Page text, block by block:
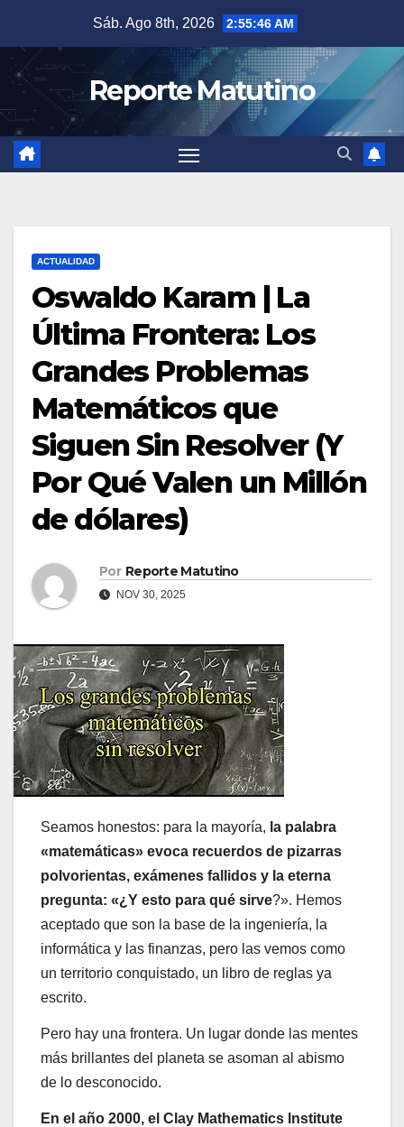
contenido
Sáb. Ago 8th, 2026 2:55:47 AM
Reporte Matutino
ACTUALIDAD
Oswaldo Karam | La
Última Frontera: Los
Grandes Problemas
Matemáticos que
Siguen Sin Resolver (Y
Por Qué Valen un Millón
de dólares)
Por Reporte Matutino
NOV 30, 2025
Seamos honestos: para la mayoría, la palabra
«matemáticas» evoca recuerdos de pizarras
polvorientas, exámenes fallidos y la eterna
pregunta: «¿Y esto para qué sirve?». Hemos
aceptado que son la base de la ingeniería, la
informática y las finanzas, pero las vemos como
un territorio conquistado, un libro de reglas ya
escrito.
Pero hay una frontera. Un lugar donde las mentes
más brillantes del planeta se asoman al abismo
de lo desconocido.
En el año 2000, el Clay Mathematics Institute